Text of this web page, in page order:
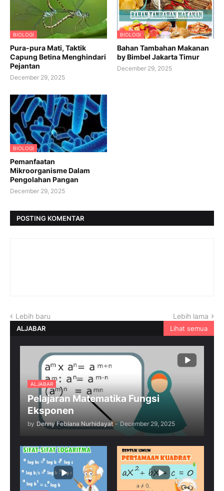
BIOLOGI
Pura-pura Mati, Taktik
Capung Betina Menghindari
Pejantan
December 29, 2025
BIOLOGI
Bahan Tambahan Makanan
by Bimbel Jakarta Timur
December 29, 2025
BIOLOGI
Pemanfaatan
Mikroorganisme Dalam
Pengolahan Pangan
December 29, 2025
POSTING KOMENTAR
Lebih baru Lebih lama
ALJABAR Lihat semua
ALJABAR
Pelajaran Matematika Fungsi
Eksponen
by Denny Febiana Nurhidayat - December 29, 2025